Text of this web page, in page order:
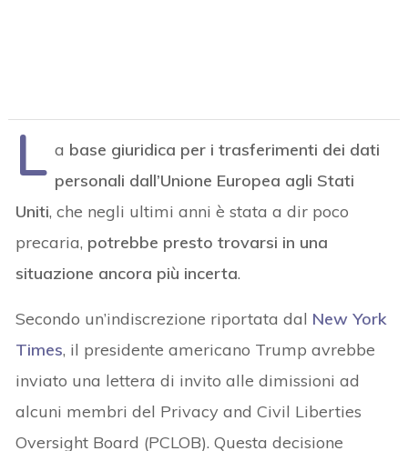
L a base giuridica per i trasferimenti dei dati
personali dall’Unione Europea agli Stati
Uniti, che negli ultimi anni è stata a dir poco
precaria, potrebbe presto trovarsi in una
situazione ancora più incerta.
Secondo un’indiscrezione riportata dal New York
Times, il presidente americano Trump avrebbe
inviato una lettera di invito alle dimissioni ad
alcuni membri del Privacy and Civil Liberties
Oversight Board (PCLOB). Questa decisione